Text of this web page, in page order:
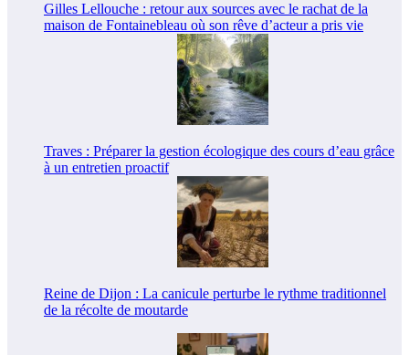
Gilles Lellouche : retour aux sources avec le rachat de la
maison de Fontainebleau où son rêve d’acteur a pris vie
Traves : Préparer la gestion écologique des cours d’eau grâce
à un entretien proactif
Reine de Dijon : La canicule perturbe le rythme traditionnel
de la récolte de moutarde